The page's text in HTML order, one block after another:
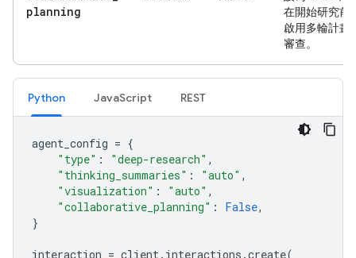
planning
在開始研究前
啟用多輪計畫
審查。
Python JavaScript REST
agent_config = {
"type" : "deep-research" ,
"thinking_summaries" : "auto" ,
"visualization" : "auto" ,
"collaborative_planning" : False,
}
interaction = client. interactions .create(